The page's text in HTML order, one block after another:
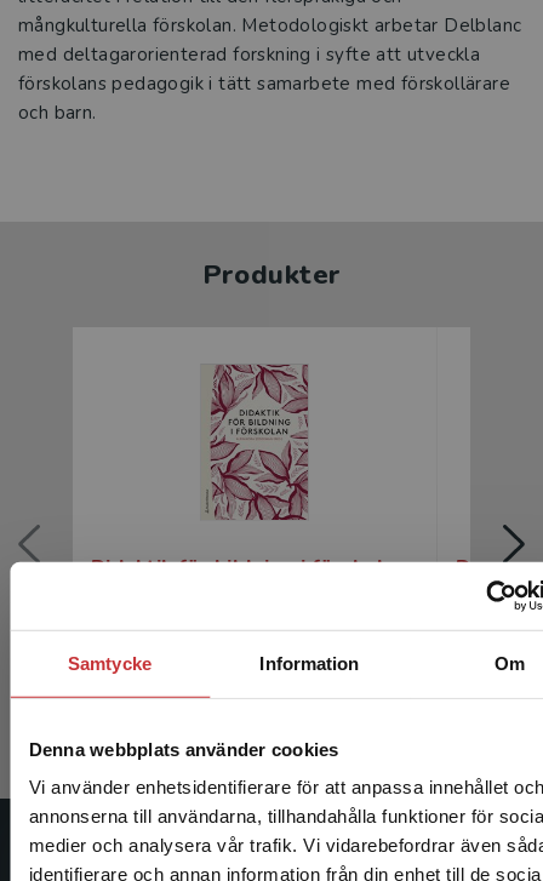
Samtycke Information Om
Denna webbplats använder cookies
Vi använder enhetsidentifierare för att anpassa innehållet och
annonserna till användarna, tillhandahålla funktioner för
medier och analysera vår trafik. Vi vidarebefordrar även
identifierare och annan information från din enhet till de
mångkulturella förskolan. Metodologiskt arbetar Delblanc
med deltagar­orienterad forskning i syfte att utveckla
förskolans pedagogik i tätt sam­arbete med förskollärare
och barn.
Produkter
Didaktik för bildning i förskolan
Söderman, Alexandra (red.)
Studentlitteratur